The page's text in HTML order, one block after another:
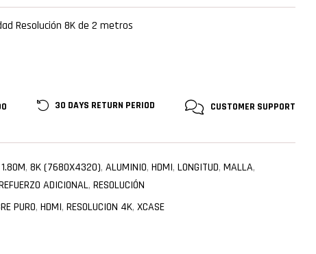
Resolución 8K de 2 metros
30 DAYS RETURN PERIOD CUSTOMER SUPPORT
1.80M, 8K (7680X4320), ALUMINIO, HDMI, LONGITUD, MALLA,
ADICIONAL, RESOLUCIÓN
PURO, HDMI, RESOLUCION 4K, XCASE